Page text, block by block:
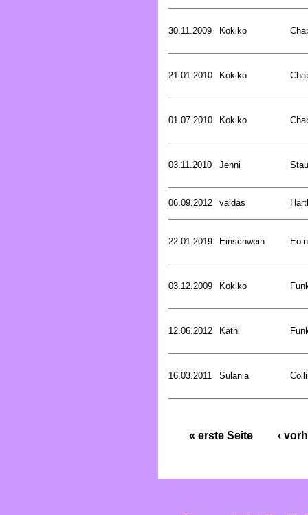
30.11.2009 Kokiko
21.01.2010 Kokiko
01.07.2010 Kokiko
03.11.2010 Jenni
06.09.2012 vaidas
22.01.2019 Einschwein
03.12.2009 Kokiko
12.06.2012 Kathi
16.03.2011 Sulania
« erste Seite ‹